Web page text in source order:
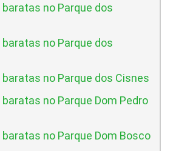
no Parque dos
no Parque dos
no Parque dos Cisnes
no Parque Dom Pedro
no Parque Dom Bosco